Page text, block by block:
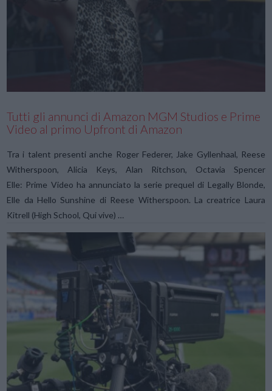
VIEW POST
VIEW POST
Tutti gli annunci di Amazon MGM Studios e Prime
Video al primo Upfront di Amazon
Tra i talent presenti anche Roger Federer, Jake Gyllenhaal, Reese
Witherspoon, Alicia Keys, Alan Ritchson, Octavia Spencer
Elle: Prime Video ha annunciato la serie prequel di Legally Blonde,
Elle da Hello Sunshine di Reese Witherspoon. La creatrice Laura
Kitrell (High School, Qui vive) …